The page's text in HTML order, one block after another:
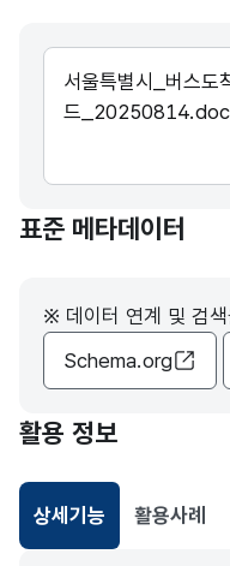
서울특별시_버스도
드
표준 메타데이터
※ 데이터 연계 및 검
Schema.org
활용 정보
상세기능
선택됨
활용사례